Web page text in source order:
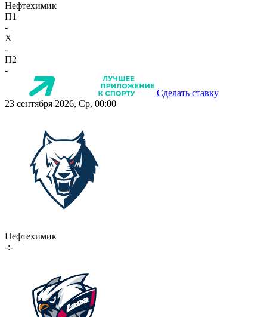
Нефтехимик
П1
-
X
-
П2
-
Сделать ставку
23 сентября 2026, Ср, 00:00
Нефтехимик
-:-